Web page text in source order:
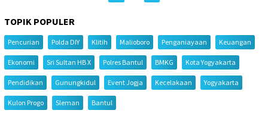
TOPIK POPULER
Pencurian Polda DIY Klitih Malioboro Penganiayaan Keuangan
Ekonomi Sri Sultan HB X Polres Bantul BMKG Kota Yogyakarta
Pendidikan Gunungkidul Event Jogja Kecelakaan Yogyakarta
Kulon Progo Sleman Bantul